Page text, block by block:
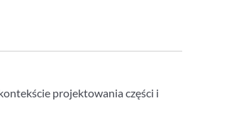
projektowania części i